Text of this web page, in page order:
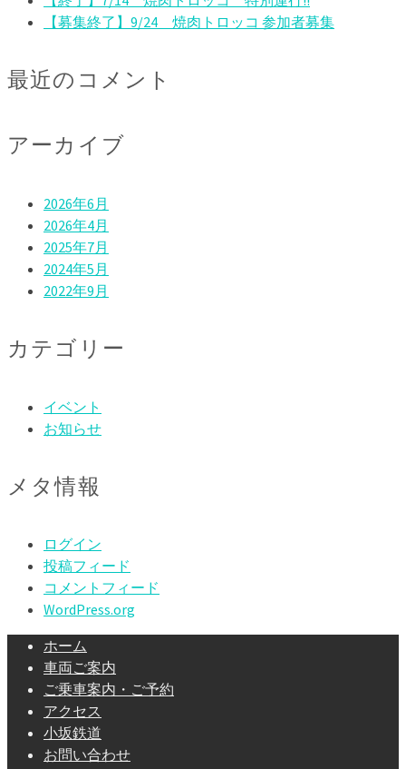
【募集終了】9/24 焼肉トロッコ 参加者募集
最近のコメント
アーカイブ
2026年6月
2026年4月
2025年7月
2024年5月
2022年9月
カテゴリー
イベント
お知らせ
メタ情報
ログイン
投稿フィード
コメントフィード
WordPress.org
ホーム
車両ご案内
ご乗車案内・ご予約
アクセス
小坂鉄道
お問い合わせ